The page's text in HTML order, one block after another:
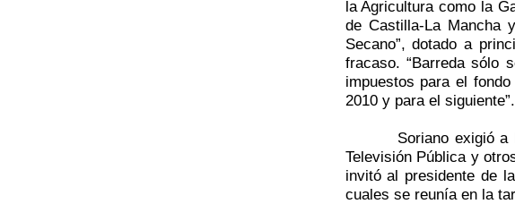
la Agricultura como la
de Castilla-La Mancha
Secano”, dotado a
fracaso. “Barreda sólo
impuestos para el
2010 y para el siguiente”.
Soriano exigió a
TelevisiónPública y
invitó al presidente de
cuales se reunía en la